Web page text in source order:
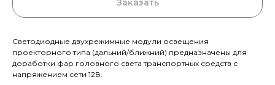
Заказать
Светодиодные двухрежимные модули освещения
проекторного типа (дальний/ближний) предназначены для
доработки фар головного света транспортных средств с
напряжением сети 12В.